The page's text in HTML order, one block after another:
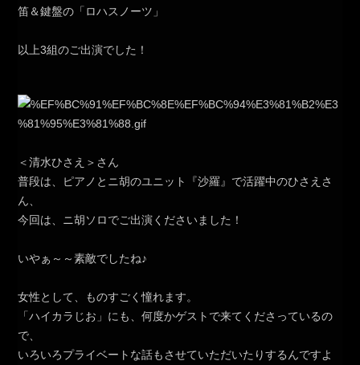
笛＆鍵盤の「ロハスノーツ」
以上3組のご出演でした！
＜清水ひさえ＞さん
普段は、ピアノとニ胡のユニット『沙羅』で活躍中のひさえさ
ん、
今回は、ニ胡ソロでご出演くださいました！
いやぁ～～素敵でしたね♪
女性として、ものすごく憧れます。
「ハイカラじお」にも、何度かゲストで来てくださっているの
で、
いろいろプライベートな話もさせていただいたりするんですよ